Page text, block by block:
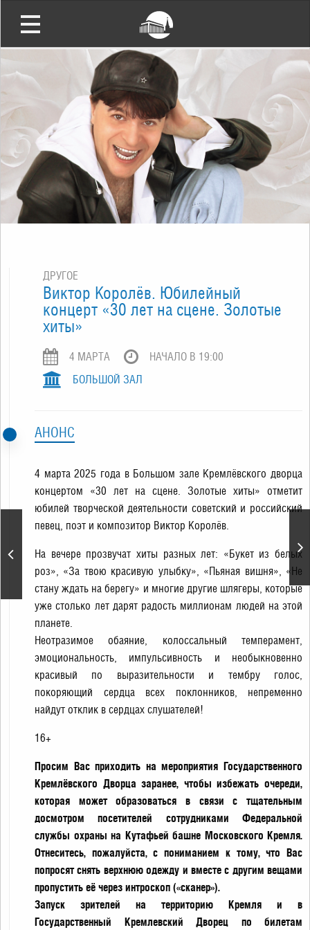
Сольный концерт
Алессандро Сафина с
симфоническим
ДРУГОЕ
Виктор Королёв. Юбилейный
концерт «30 лет на сцене. Золотые
хиты»
4 МАРТA
НАЧАЛО В 19:00
БОЛЬШОЙ ЗАЛ
АНОНС
4 марта 2025 года в Большом зале Кремлёвского дворца
концертом «30 лет на сцене. Золотые хиты» отметит
юбилей творческой деятельности советский и российский
певец, поэт и композитор Виктор Королёв.
На вечере прозвучат хиты разных лет: «Букет из белых
роз», «За твою красивую улыбку», «Пьяная вишня», «Не
стану ждать на берегу» и многие другие шлягеры, которые
уже столько лет дарят радость миллионам людей на этой
планете.
Неотразимое обаяние, колоссальный темперамент,
эмоциональность, импульсивность и необыкновенно
красивый по выразительности и тембру голос,
покоряющий сердца всех поклонников, непременно
найдут отклик в сердцах слушателей!
16+
Просим Вас приходить на мероприятия Государственного
Кремлёвского Дворца заранее, чтобы избежать очереди,
которая может образоваться в связи с тщательным
досмотром посетителей сотрудниками Федеральной
службы охраны на Кутафьей башне Московского Кремля.
Отнеситесь, пожалуйста, с пониманием к тому, что Вас
попросят снять верхнюю одежду и вместе с другим вещами
пропустить её через интроскоп («сканер»).
Запуск зрителей на территорию Кремля и в
Государственный Кремлевский Дворец по билетам